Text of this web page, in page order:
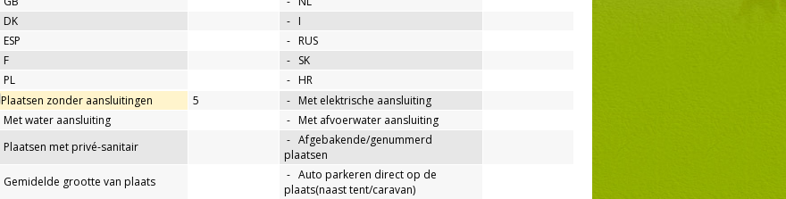
DK - I
ESP - RUS
F - SK
PL - HR
Plaatsen zonder aansluitingen 5 - Met elektrische aansluiting
Met water aansluiting - Met afvoerwater aansluiting
Plaatsen met privé-sanitair - Afgebakende/genummerd
plaatsen
Gemidelde grootte van plaats - Auto parkeren direct op de
plaats(naast tent/caravan)